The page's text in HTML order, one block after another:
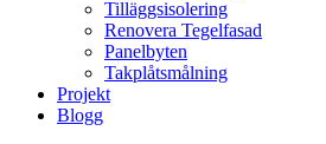
Tilläggsisolering
Renovera Tegelfasad
Panelbyten
Takplåtsmålning
Projekt
Blogg